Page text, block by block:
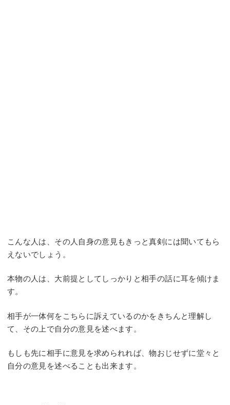
こんな人は、その人自身の意見もきっと真剣には聞いてもら
えないでしょう。
本物の人は、大前提としてしっかりと相手の話に耳を傾けま
す。
相手が一体何をこちらに訴えているのかをきちんと理解し
て、その上で自分の意見を述べます。
もしも先に相手に意見を求められれば、物おじせずに堂々と
自分の意見を述べることも出来ます。